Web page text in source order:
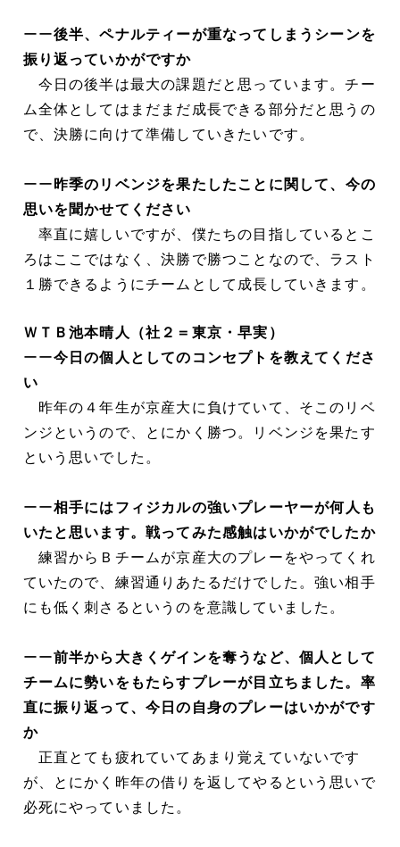
ーー後半、ペナルティーが重なってしまうシーンを
振り返っていかがですか
今日の後半は最大の課題だと思っています。チー
ム全体としてはまだまだ成長できる部分だと思うの
で、決勝に向けて準備していきたいです。
ーー昨季のリベンジを果たしたことに関して、今の
思いを聞かせてください
率直に嬉しいですが、僕たちの目指しているとこ
ろはここではなく、決勝で勝つことなので、ラスト
１勝できるようにチームとして成長していきます。
ＷＴＢ池本晴人（社２＝東京・早実）
ーー今日の個人としてのコンセプトを教えてくださ
い
昨年の４年生が京産大に負けていて、そこのリベ
ンジというので、とにかく勝つ。リベンジを果たす
という思いでした。
ーー相手にはフィジカルの強いプレーヤーが何人も
いたと思います。戦ってみた感触はいかがでしたか
練習からＢチームが京産大のプレーをやってくれ
ていたので、練習通りあたるだけでした。強い相手
にも低く刺さるというのを意識していました。
ーー前半から大きくゲインを奪うなど、個人として
チームに勢いをもたらすプレーが目立ちました。率
直に振り返って、今日の自身のプレーはいかがです
か
正直とても疲れていてあまり覚えていないです
が、とにかく昨年の借りを返してやるという思いで
必死にやっていました。